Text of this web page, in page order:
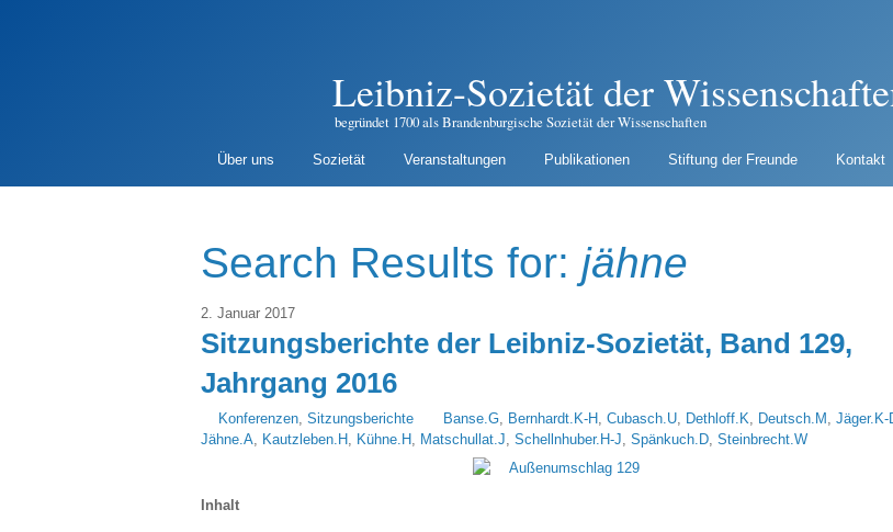
Leibniz-Sozietät der
begründet 1700 als Brandenburgische Sozietät der Wissenschaften
Über uns Sozietät Veranstaltungen Publikationen Stiftung der Freunde Kontakt
Search Results for: jähne
2. Januar 2017
Sitzungsberichte der Leibniz-Sozietät, Band 129,
Jahrgang 2016
Konferenzen Sitzungsberichte Banse.G Bernhardt.K-H Cubasch.U Dethloff.K Deutsch.M Jäger.K-
Jähne.A
Kautzleben.H Kühne.H Matschullat.J Schellnhuber.H-J Spänkuch.D Steinbrecht.W
Inhalt